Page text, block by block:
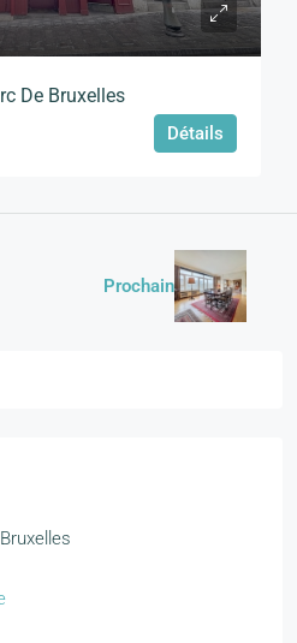
De Bruxelles
Détails
Prochain